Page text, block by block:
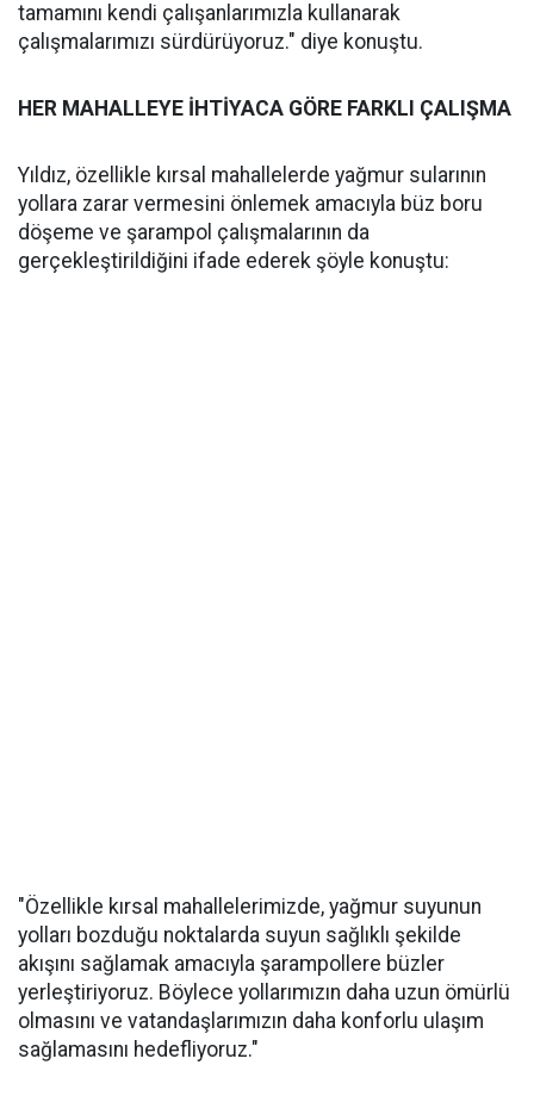
tamamını kendi çalışanlarımızla kullanarak
çalışmalarımızı sürdürüyoruz." diye konuştu.
HER MAHALLEYE İHTİYACA GÖRE FARKLI ÇALIŞMA
Yıldız, özellikle kırsal mahallelerde yağmur sularının
yollara zarar vermesini önlemek amacıyla büz boru
döşeme ve şarampol çalışmalarının da
gerçekleştirildiğini ifade ederek şöyle konuştu:
"Özellikle kırsal mahallelerimizde, yağmur suyunun
yolları bozduğu noktalarda suyun sağlıklı şekilde
akışını sağlamak amacıyla şarampollere büzler
yerleştiriyoruz. Böylece yollarımızın daha uzun ömürlü
olmasını ve vatandaşlarımızın daha konforlu ulaşım
sağlamasını hedefliyoruz."